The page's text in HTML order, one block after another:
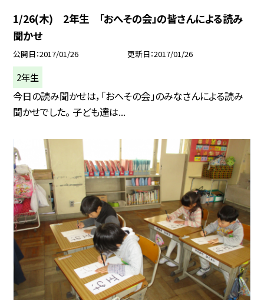
1/26(木) 2年生 「おへその会」の皆さんによる読み
聞かせ
公開日 2017/01/26 更新日 2017/01/26
2年生
今日の読み聞かせは，「おへその会」のみなさんによる読み
聞かせでした。 子ども達は...